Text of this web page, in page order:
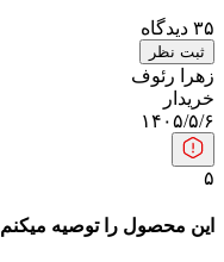
۳۵ دیدگاه
ثبت نظر
زهرا رئوف
خریدار
۱۴۰۵/۵/۶
۵
این محصول را توصیه میکنم